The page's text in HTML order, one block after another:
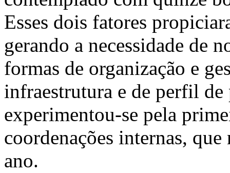
Esses dois fatores
gerando a necessidade de
formas de organização e
infraestrutura e de perfil de
experimentou-se pela
coordenações internas,
ano.